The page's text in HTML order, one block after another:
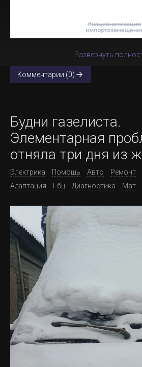
Развернуть
Комментарии (0)
Будни газелиста.
Элементарная
отняла три дня из
Электрика Помощь Авто Ремонт
Адаптация
Гбц Диагностика Мат